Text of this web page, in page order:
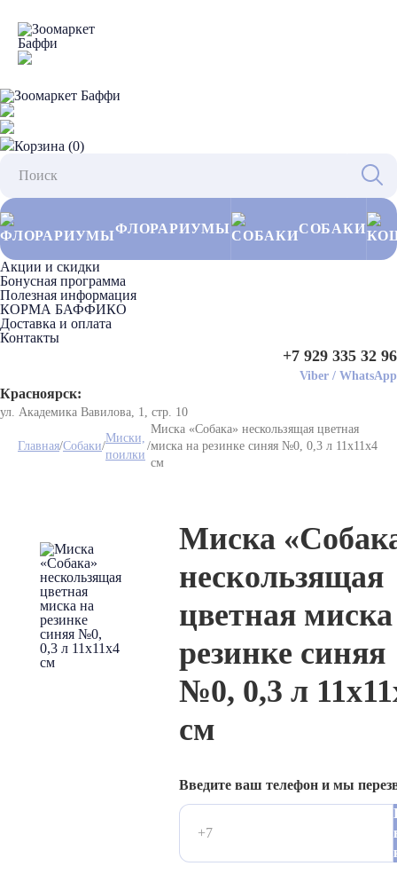
Корзина (0)
ФЛОРАРИУМЫ СОБАКИ
Акции и скидки
Бонусная программа
Полезная информация
КОРМА БАФФИКО
Доставка и оплата
Контакты
+7 929 335 32 96
Viber / WhatsApp
Красноярск:
ул. Академика Вавилова, 1, стр. 10
Главная/Собаки/
Миски,
поилки
/
Миска «Собака» нескользящая цветная
миска на резинке синяя №0, 0,3 л 11х11х4
см
Миска
нескользящая
цветная
резинке синяя
№0, 0,3 л
см
Введите ваш телефон и мы